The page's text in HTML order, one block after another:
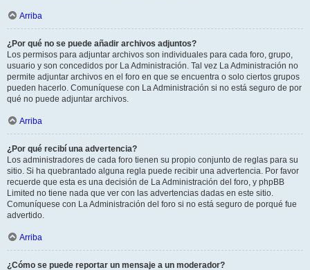
Arriba
¿Por qué no se puede añadir archivos adjuntos?
Los permisos para adjuntar archivos son individuales para cada foro, grupo,
usuario y son concedidos por La Administración. Tal vez La Administración no
permite adjuntar archivos en el foro en que se encuentra o solo ciertos grupos
pueden hacerlo. Comuníquese con La Administración si no está seguro de por
qué no puede adjuntar archivos.
Arriba
¿Por qué recibí una advertencia?
Los administradores de cada foro tienen su propio conjunto de reglas para su
sitio. Si ha quebrantado alguna regla puede recibir una advertencia. Por favor
recuerde que esta es una decisión de La Administración del foro, y phpBB
Limited no tiene nada que ver con las advertencias dadas en este sitio.
Comuníquese con La Administración del foro si no está seguro de porqué fue
advertido.
Arriba
¿Cómo se puede reportar un mensaje a un moderador?